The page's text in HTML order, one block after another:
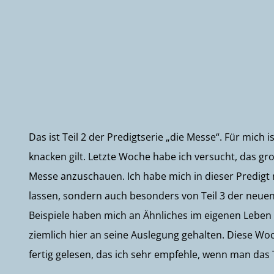
Das ist Teil 2 der Predigtserie „die Messe“. Für
knacken gilt. Letzte Woche habe ich versucht, das
Messe anzuschauen. Ich habe mich in dieser
lassen, sondern auch besonders von Teil 3 der
Beispiele haben mich an Ähnliches im eigenen
ziemlich hier an seine Auslegung gehalten. Diese
fertig gelesen, das ich sehr empfehle, wenn man